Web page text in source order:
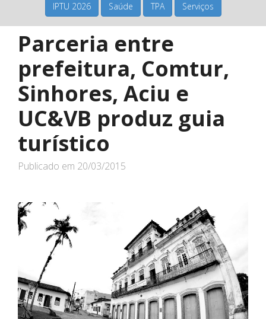
IPTU 2026 Saúde TPA Serviços
Parceria entre
prefeitura, Comtur,
Sinhores, Aciu e
UC&VB produz guia
turístico
Publicado em 20/03/2015